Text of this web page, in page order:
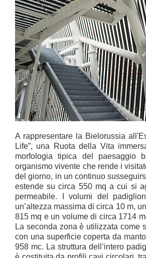
A rappresentare la Bielorussia
Life”, una Ruota della Vita
morfologia tipica del paesaggio
organismo vivente che rende i
del giorno, in un continuo
estende su circa 550 mq a cui si
permeabile. I volumi del
un’altezza massima di circa 10 m,
815 mq e un volume di circa 1714
La seconda zona è utilizzata come
con una superficie coperta da
958 mc. La struttura dell’intero